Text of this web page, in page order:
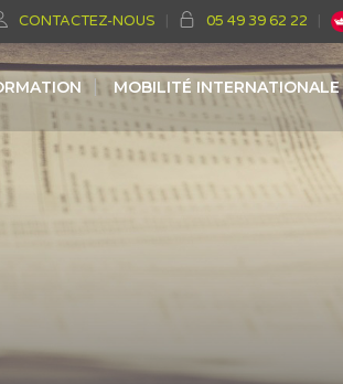
CONTACTEZ-NOUS 05 49 39 62 22
MOBILITÉ INTERNATIONALE